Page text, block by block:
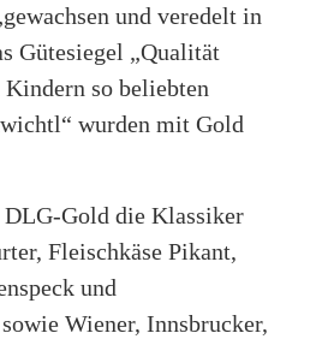
und veredelt in
Gütesiegel „Qualität
so beliebten
wurden mit Gold
Gold die Klassiker
Fleischkäse Pikant,
und
Wiener, Innsbrucker,